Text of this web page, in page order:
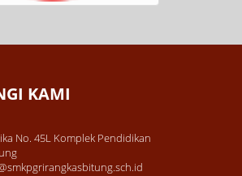
KAMI
No. 45L Komplek Pendidikan